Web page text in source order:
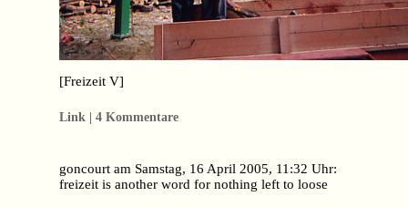
[Freizeit V]
Link | 4 Kommentare
goncourt am Samstag, 16 April 2005, 11:32 Uhr:
freizeit is another word for nothing left to loose